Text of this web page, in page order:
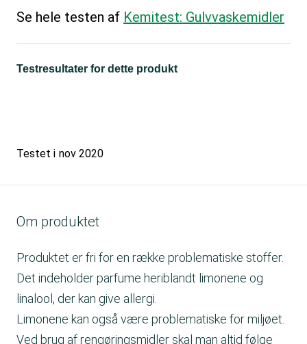
Se hele testen af Kemitest: Gulvvaskemidler
Testresultater for dette produkt
Testet i nov 2020
Om produktet
Produktet er fri for en række problematiske stoffer.
Det indeholder parfume heriblandt limonene og
linalool, der kan give allergi.
Limonene kan også være problematiske for miljøet.
Ved brug af rengøringsmidler skal man altid følge